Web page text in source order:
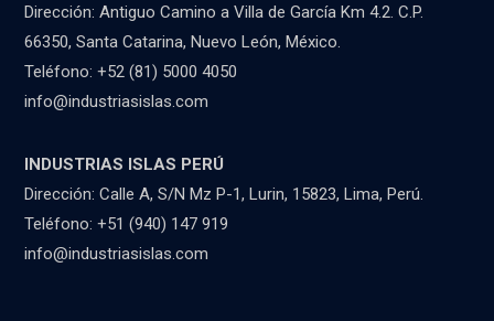
Dirección: Antiguo Camino a Villa de García Km 4.2. C.P.
66350, Santa Catarina, Nuevo León, México.
Teléfono: +52 (81) 5000 4050
info@industriasislas.com
INDUSTRIAS ISLAS PERÚ
Dirección: Calle A, S/N Mz P-1, Lurin, 15823, Lima, Perú.
Teléfono: +51 (940) 147 919
info@industriasislas.com